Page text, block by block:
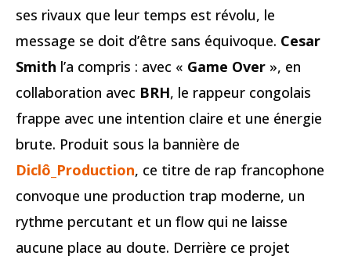
ses rivaux que leur temps est révolu, le
message se doit d’être sans équivoque. Cesar
Smith l’a compris : avec « Game Over », en
collaboration avec BRH, le rappeur congolais
frappe avec une intention claire et une énergie
brute. Produit sous la bannière de
Diclô_Production, ce titre de rap francophone
convoque une production trap moderne, un
rythme percutant et un flow qui ne laisse
aucune place au doute. Derrière ce projet